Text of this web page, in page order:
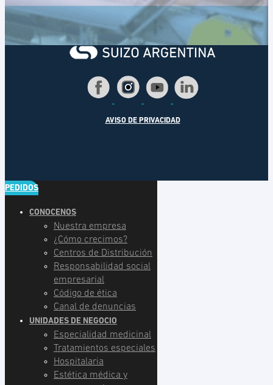
AVISO DE PRIVACIDAD
PEDIDOS
CONOCENOS
Nuestra empresa
¿Cómo crecimos?
Centros de Distribución
Responsabilidad social
empresarial
Código de ética
Canal de denuncias
UNIDADES DE NEGOCIO
Especialidad medicinal
Tratamientos especiales
Hospitalaria
Estética médica y